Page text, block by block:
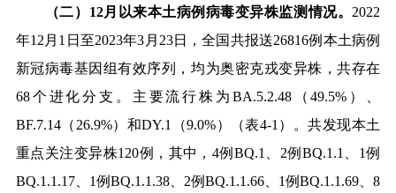
（二） 12月以来本土病例病毒变异株监测情况。 2022
年12 月 1 日至2023年3 月 23日，全国共报送26816例本土病例
新冠病毒基因组有效序列，均为奥密克戎变异株，共存在
68个进化分支。主要流行株为 BA.5.2.48（49.5% ）、
BF.7.14（ 26.9%）和DY.1 （9.0%）（表4-1 ）。共发现本土
重点关注变异株120例，其中， 4例 BQ.1 2例 BQ.1.1 1例
BQ.1.1.17、 1例BQ.1.1.38、 2例BQ.1.1.66 1例BQ.1.1.69 、8